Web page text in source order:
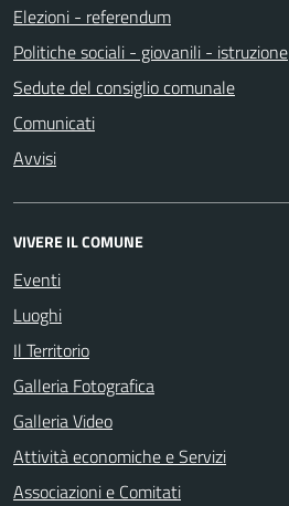
Elezioni - referendum
Politiche sociali - giovanili - istruzione
Sedute del consiglio comunale
Comunicati
Avvisi
VIVERE IL COMUNE
Eventi
Luoghi
Il Territorio
Galleria Fotografica
Galleria Video
Attività economiche e Servizi
Associazioni e Comitati